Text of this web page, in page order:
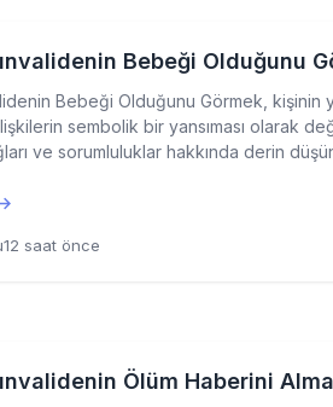
Bebeği Olduğunu
Bebeği Olduğunu Görmek, kişinin
sembolik bir yansıması olarak
ve sorumluluklar hakkında derin
12 saat önce
Ölüm Haberini